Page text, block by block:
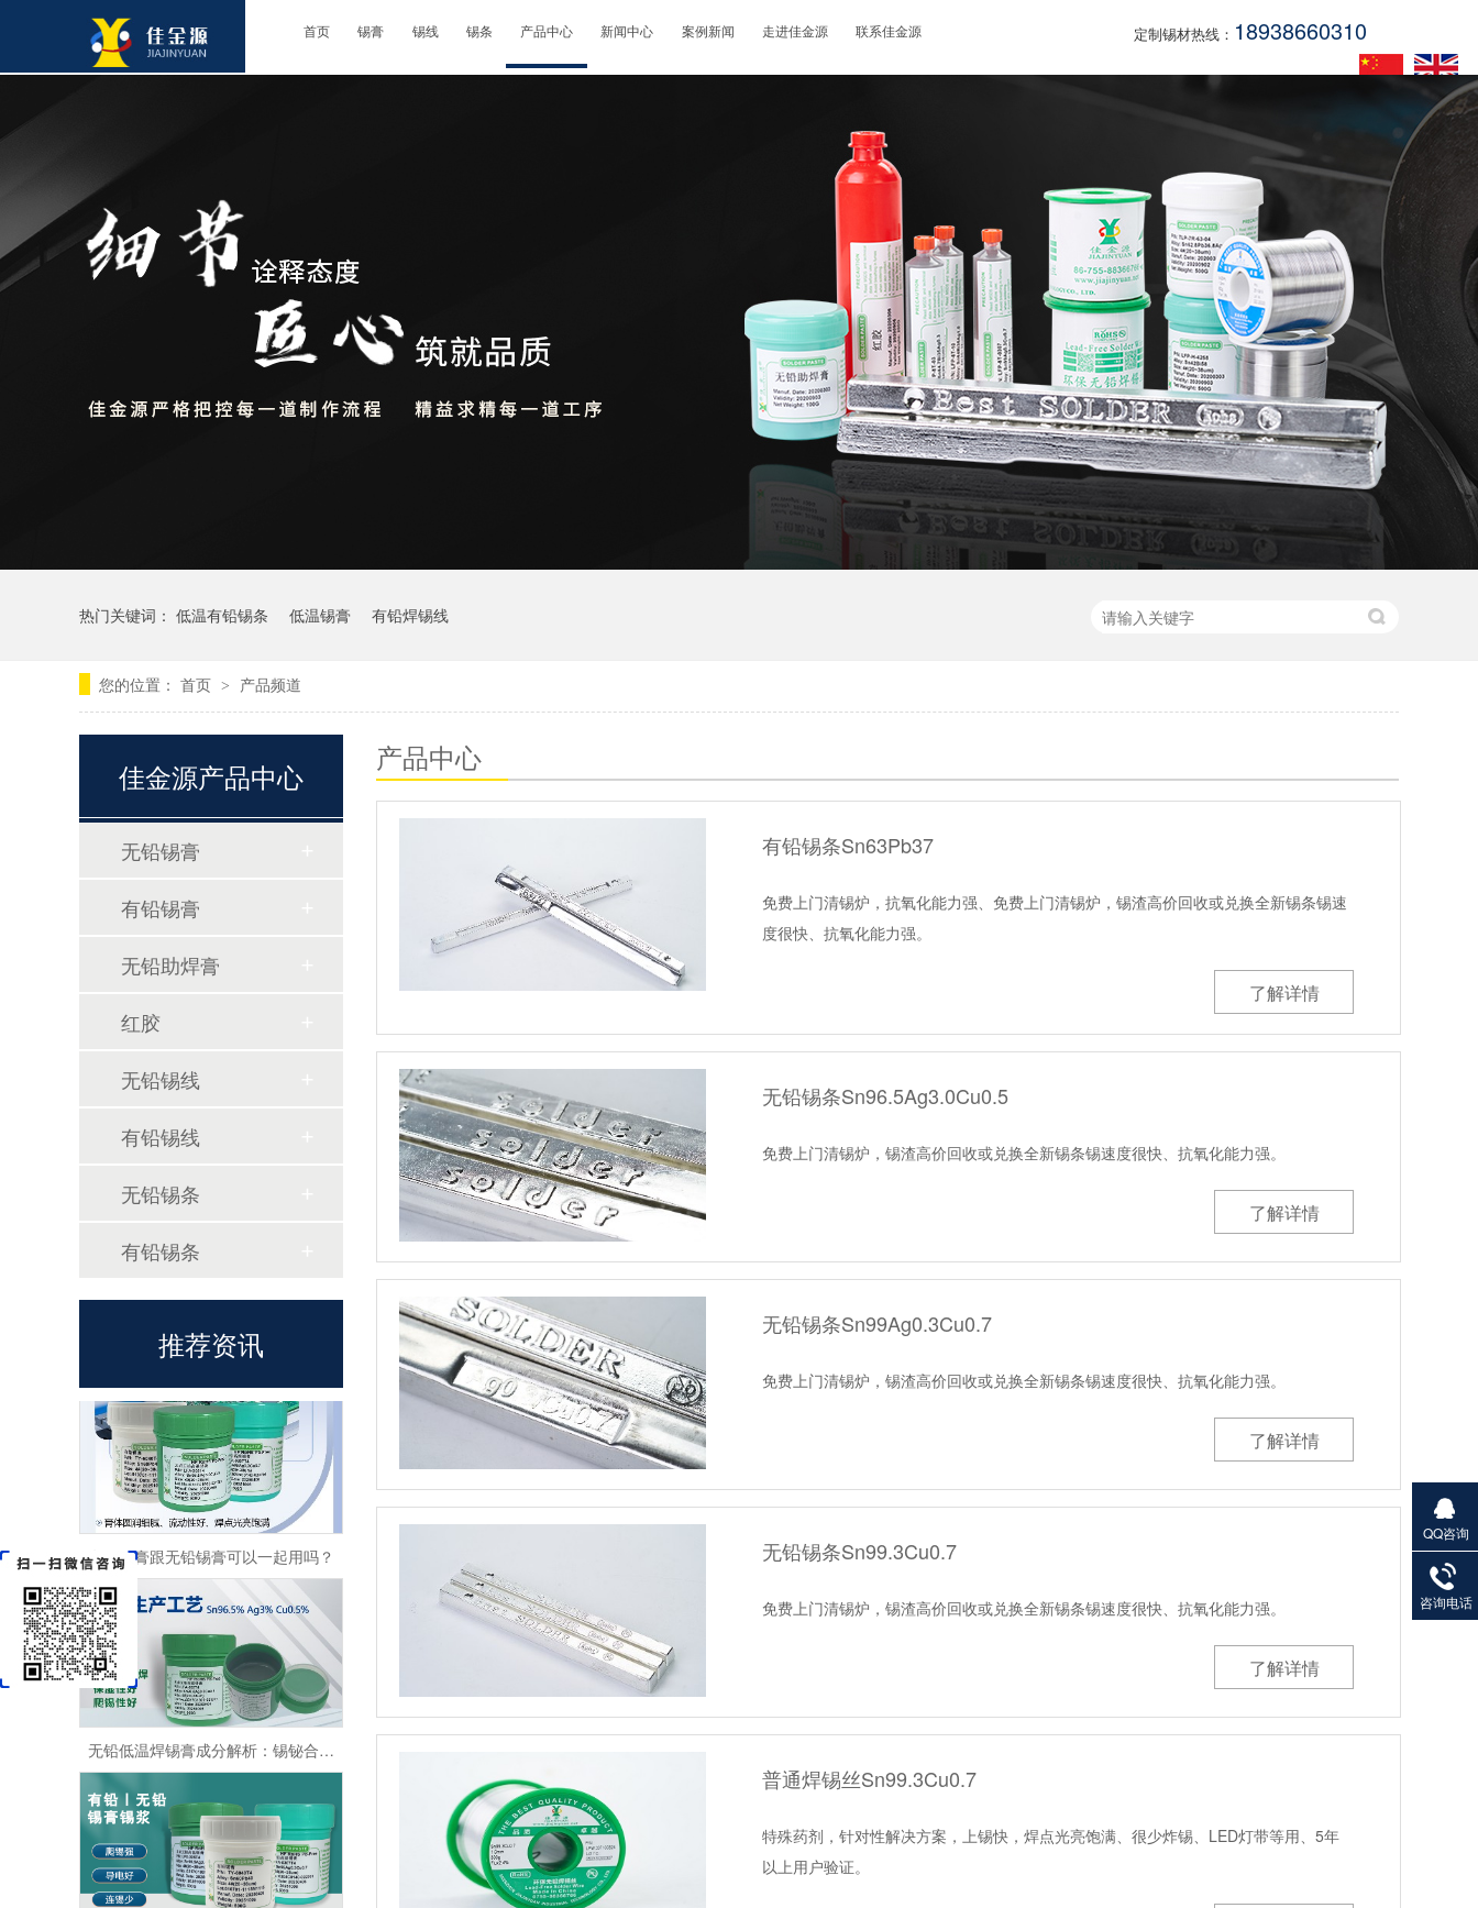
首页 锡膏 锡线 锡条 产品中心 新闻中心 案例新闻 走进佳金源 联系佳金源 定制锡材热线： 18938660310
热门关键词： 低温有铅锡条 低温锡膏 有铅焊锡线
您的位置： 首页 > 产品频道
产品中心
有铅锡条Sn63Pb37
免费上门清锡炉，抗氧化能力强、免费上门清锡炉，锡渣高价回收或兑换全新锡条锡速
度很快、抗氧化能力强。
了解详情
无铅锡条Sn96.5Ag3.0Cu0.5
免费上门清锡炉，锡渣高价回收或兑换全新锡条锡速度很快、抗氧化能力强。
了解详情
无铅锡条Sn99Ag0.3Cu0.7
免费上门清锡炉，锡渣高价回收或兑换全新锡条锡速度很快、抗氧化能力强。
了解详情
无铅锡条Sn99.3Cu0.7
免费上门清锡炉，锡渣高价回收或兑换全新锡条锡速度很快、抗氧化能力强。
了解详情
普通焊锡丝Sn99.3Cu0.7
特殊药剂，针对性解决方案，上锡快，焊点光亮饱满、很少炸锡、LED灯带等用、5年
以上用户验证。
佳金源产品中心
无铅锡膏
有铅锡膏
无铅助焊膏
红胶
无铅锡线
有铅锡线
无铅锡条
有铅锡条
推荐资讯
无铅锡膏的选型需要考虑哪些因素？
有铅锡膏跟无铅锡膏可以一起用吗？
无铅低温焊锡膏成分解析：锡铋合金的应用
QQ咨询
27901383
82
咨询电话